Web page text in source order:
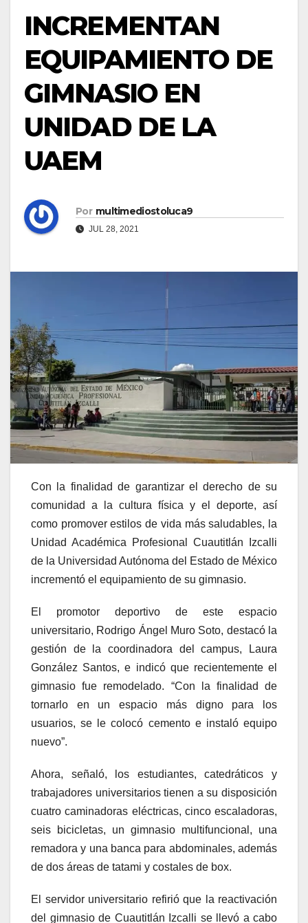
INCREMENTAN
EQUIPAMIENTO DE
GIMNASIO EN
UNIDAD DE LA
UAEM
Por multimediostoluca9
JUL 28, 2021
Con la finalidad de garantizar el derecho de su
comunidad a la cultura física y el deporte, así
como promover estilos de vida más saludables, la
Unidad Académica Profesional Cuautitlán Izcalli
de la Universidad Autónoma del Estado de México
incrementó el equipamiento de su gimnasio.
El promotor deportivo de este espacio
universitario, Rodrigo Ángel Muro Soto, destacó la
gestión de la coordinadora del campus, Laura
González Santos, e indicó que recientemente el
gimnasio fue remodelado. “Con la finalidad de
tornarlo en un espacio más digno para los
usuarios, se le colocó cemento e instaló equipo
nuevo”.
Ahora, señaló, los estudiantes, catedráticos y
trabajadores universitarios tienen a su disposición
cuatro caminadoras eléctricas, cinco escaladoras,
seis bicicletas, un gimnasio multifuncional, una
remadora y una banca para abdominales, además
de dos áreas de tatami y costales de box.
El servidor universitario refirió que la reactivación
del gimnasio de Cuautitlán Izcalli se llevó a cabo